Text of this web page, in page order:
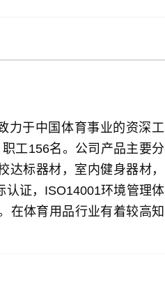
力于中国体育事业的资深工
工156名。公司产品主要分
标器材，室内健身器材，
认证，ISO14001环境管理体
在体育用品行业有着较高知